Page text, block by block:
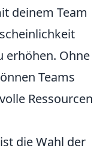
deinem Team
erhöhen. Ohne
Teams
Ressourcen
die Wahl der